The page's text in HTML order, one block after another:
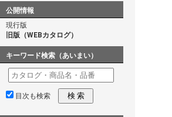
公開情報
現行版
旧版（WEBカタログ）
キーワード検索（あいまい）
目次も検索 検 索